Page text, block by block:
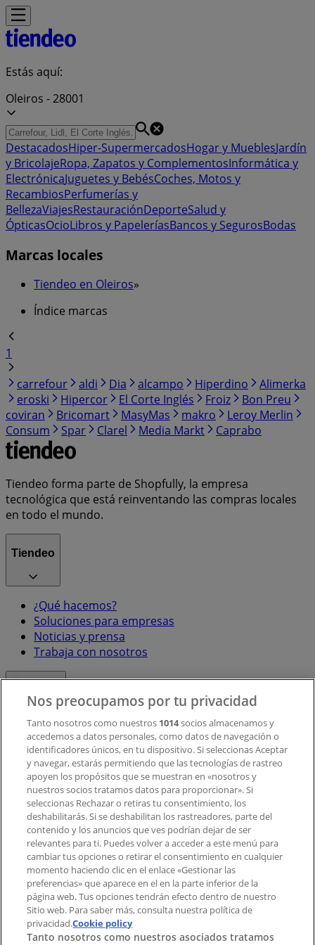
Estás aquí:
Oleiros - 28001
DestacadosHiper-SupermercadosHogar y MueblesJardín
y BricolajeRopa, Zapatos y ComplementosInformática y
ElectrónicaJuguetes y BebésCoches, Motos y
RecambiosPerfumerías y
BellezaViajesRestauraciónDeporteSalud y
ÓpticasOcioLibros y PapeleríasBancos y SegurosBodas
Marcas locales
Tiendeo en Oleiros»
Índice marcas
1
carrefour
aldi Dia alcampo Hiperdino
Alimerka
eroski
Hipercor El Corte Inglés Froiz
Bon Preu
coviran
Bricomart MasyMas makro
Leroy Merlin
Consum
Spar Clarel Media Markt Caprabo
Tiendeo forma parte de Shopfully, la empresa
tecnológica que está reinventando las compras locales
en todo el mundo.
Tiendeo
¿Qué hacemos?
Soluciones para empresas
Noticias y prensa
Trabaja con nosotros
Contacto comercial y de marketing
Tienda mal colocada en el mapa
Notificar un folleto
¿Encontraste un problema en la web o en la
aplicación?
Índices
Marcas
Marcas locales
Negocios
Negocios cercanos
Nos preocupamos por tu privacidad
Tanto nosotros como nuestros 1014socios almacenamos y
accedemos a datos personales, como datos de navegación o
identificadores únicos, en tu dispositivo. Si seleccionas Aceptar
y navegar, estarás permitiendo que las tecnologías de rastreo
apoyen los propósitos que se muestran en «nosotros y
nuestros socios tratamos datos para proporcionar». Si
seleccionas Rechazar o retiras tu consentimiento, los
deshabilitarás. Si se deshabilitan los rastreadores, parte del
contenido y los anuncios que ves podrían dejar de ser
relevantes para ti. Puedes volver a acceder a este menú para
cambiar tus opciones o retirar el consentimiento en cualquier
momento haciendo clic en el enlace «Gestionar las
preferencias» que aparece en el en la parte inferior de la
página web. Tus opciones tendrán efecto dentro de nuestro
Sitio web. Para saber más, consulta nuestra política de
privacidad.Cookie policy
Tanto nosotros como nuestros asociados tratamos